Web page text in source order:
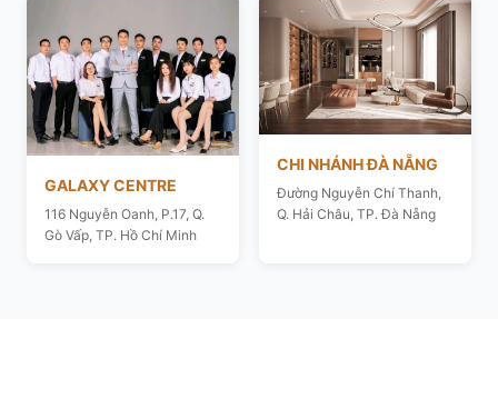
GALAXY CENTRE
116 Nguyễn Oanh, P.17, Q.
Gò Vấp, TP. Hồ Chí Minh
CHI NHÁNH ĐÀ NẴNG
Đường Nguyễn Chí Thanh,
Q. Hải Châu, TP. Đà Nẵng